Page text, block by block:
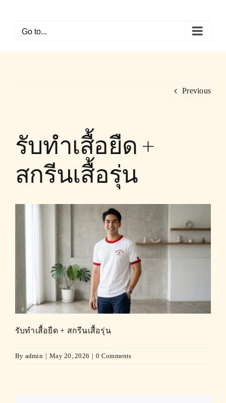
contentGo to...
Previous
รับทำเสื้อยืด +
สกรีนเสื้อรุ่น
รับทำเสื้อยืด + สกรีนเสื้อรุ่น
By admin | May 20, 2026 | 0 Comments